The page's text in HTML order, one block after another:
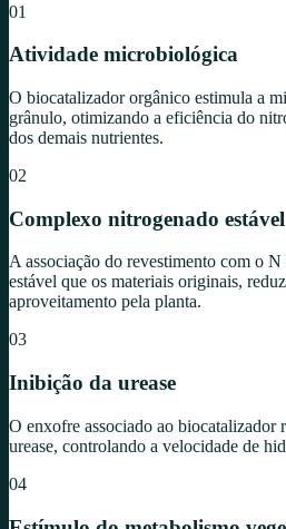
01
Atividade microbiológica
O biocatalizador orgânico estimula a
grânulo, otimizando a eficiência do
dos demais nutrientes.
02
Complexo nitrogenado estável
A associação do revestimento com o
estável que os materiais originais,
aproveitamento pela planta.
03
Inibição da urease
O enxofre associado ao biocatalizador
urease, controlando a velocidade de
04